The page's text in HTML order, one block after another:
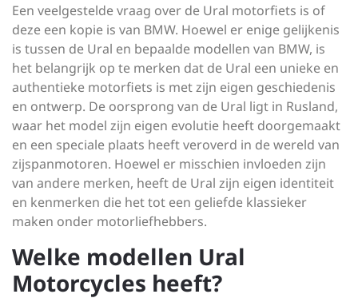
Een veelgestelde vraag over de Ural motorfiets is of
deze een kopie is van BMW. Hoewel er enige gelijkenis
is tussen de Ural en bepaalde modellen van BMW, is
het belangrijk op te merken dat de Ural een unieke en
authentieke motorfiets is met zijn eigen geschiedenis
en ontwerp. De oorsprong van de Ural ligt in Rusland,
waar het model zijn eigen evolutie heeft doorgemaakt
en een speciale plaats heeft veroverd in de wereld van
zijspanmotoren. Hoewel er misschien invloeden zijn
van andere merken, heeft de Ural zijn eigen identiteit
en kenmerken die het tot een geliefde klassieker
maken onder motorliefhebbers.
Welke modellen Ural
Motorcycles heeft?